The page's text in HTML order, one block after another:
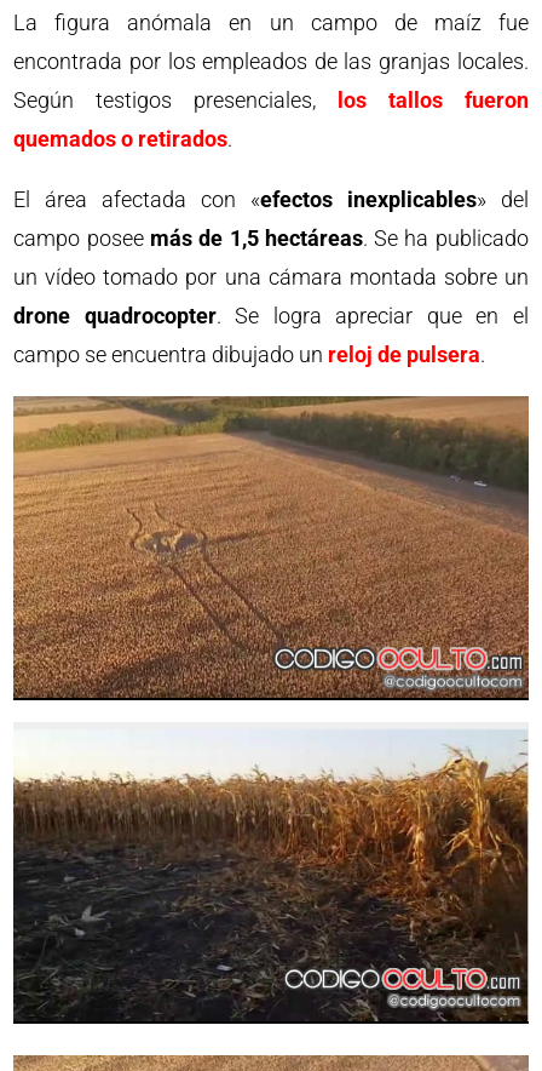
La figura anómala en un campo de maíz fue
encontrada por los empleados de las granjas locales.
Según testigos presenciales,
los tallos fueron
quemados o retirados.
El área afectada con «efectos inexplicables» del
campo posee más de 1,5 hectáreas. Se ha publicado
un vídeo tomado por una cámara montada sobre un
drone quadrocopter. Se logra apreciar que en el
campo se encuentra dibujado un reloj de pulsera.